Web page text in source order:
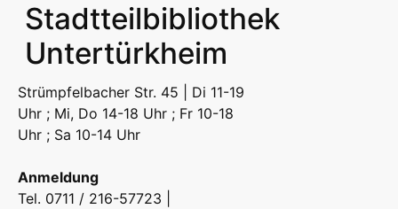
Stadtteilbibliothek
Untertürkheim
Strümpfelbacher Str. 45 | Di 11-19
Uhr ; Mi, Do 14-18 Uhr ; Fr 10-18
Uhr ; Sa 10-14 Uhr
Anmeldung
Tel. 0711 / 216-57723 |